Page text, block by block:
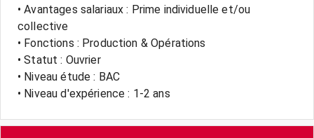
• Avantages salariaux : Prime individuelle et/ou
collective
• Fonctions : Production & Opérations
• Statut : Ouvrier
• Niveau étude : BAC
• Niveau d'expérience : 1-2 ans